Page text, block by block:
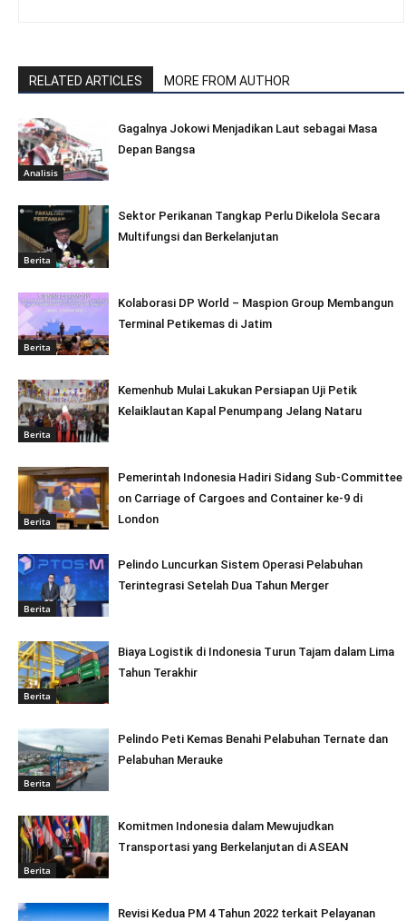
RELATED ARTICLES MORE FROM AUTHOR
Analisis
Gagalnya Jokowi Menjadikan Laut sebagai Masa
Depan Bangsa
Berita
Sektor Perikanan Tangkap Perlu Dikelola Secara
Multifungsi dan Berkelanjutan
Berita
Kolaborasi DP World – Maspion Group Membangun
Terminal Petikemas di Jatim
Berita
Kemenhub Mulai Lakukan Persiapan Uji Petik
Kelaiklautan Kapal Penumpang Jelang Nataru
Berita
Pemerintah Indonesia Hadiri Sidang Sub-Committee
on Carriage of Cargoes and Container ke-9 di
London
Berita
Pelindo Luncurkan Sistem Operasi Pelabuhan
Terintegrasi Setelah Dua Tahun Merger
Berita
Biaya Logistik di Indonesia Turun Tajam dalam Lima
Tahun Terakhir
Berita
Pelindo Peti Kemas Benahi Pelabuhan Ternate dan
Pelabuhan Merauke
Berita
Komitmen Indonesia dalam Mewujudkan
Transportasi yang Berkelanjutan di ASEAN
Revisi Kedua PM 4 Tahun 2022 terkait Pelayanan